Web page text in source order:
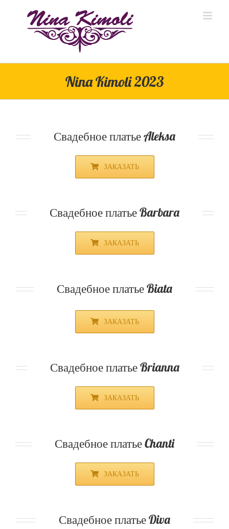
Nina Kimoli 2023
Свадебное платье Aleksa
ЗАКАЗАТЬ
Свадебное платье Barbara
ЗАКАЗАТЬ
Свадебное платье Biata
ЗАКАЗАТЬ
Свадебное платье Brianna
ЗАКАЗАТЬ
Свадебное платье Chanti
ЗАКАЗАТЬ
Свадебное платье Diva